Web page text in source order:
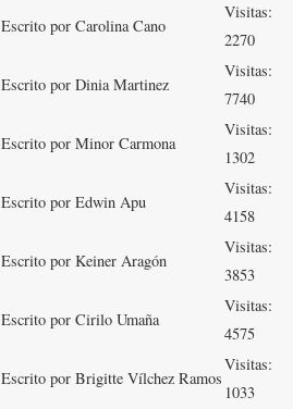
Escrito por Carolina Cano
Visitas:
2270
Escrito por Dinia Martinez
Visitas:
7740
Escrito por Minor Carmona
Visitas:
1302
Escrito por Edwin Apu
Visitas:
4158
Escrito por Keiner Aragón
Visitas:
3853
Escrito por Cirilo Umaña
Visitas:
4575
Escrito por Brigitte Vílchez Ramos
Visitas:
1033